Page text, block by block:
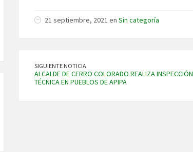
21 septiembre, 2021 en Sin categoría
SIGUIENTE NOTICIA
ALCALDE DE CERRO COLORADO REALIZA INSPECCIÓN
TÉCNICA EN PUEBLOS DE APIPA